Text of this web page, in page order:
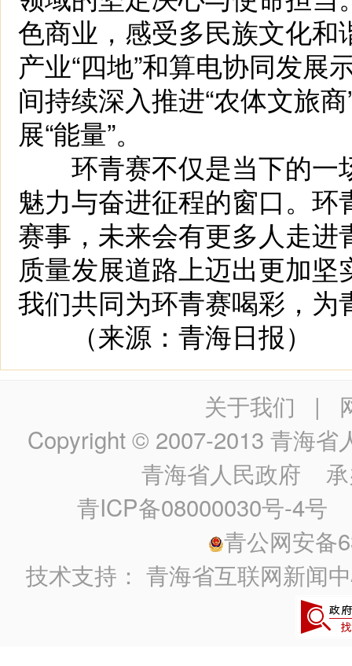
色商业，感受多民族文化
产业“四地”和算电协同发
间持续深入推进“农体文旅
展“能量”。
环青赛不仅是当下的一
魅力与奋进征程的窗口。
赛事，未来会有更多人走
质量发展道路上迈出更加
我们共同为环青赛喝彩，为
（来源：青海日报）
关于我们 |
Copyright © 2007-2013 青海省
青海省人民政府 承
青ICP备08000030号-4号
青公网安备
技术支持：青海省互联网新闻